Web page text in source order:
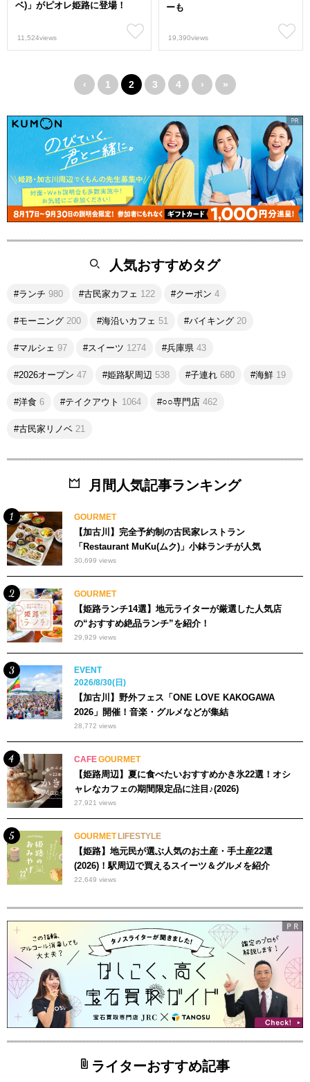
ベ)」がピオレ姫路に登場！
11,524views
ーも
19,390views
‹ 1 2 3 4 › »
人気おすすめタグ
#ランチ980 #古民家カフェ 122 #クーポン4
#モーニング200 #海沿いカフェ 51 #バイキング20
#マルシェ97 #スイーツ 1274 #兵庫県43
#2026オープン47 #姫路駅周辺 538 #子連れ680 #海鮮 19
#洋食6 #テイクアウト 1064 #○○専門店462
#古民家リノベ21
月間人気記事ランキング
GOURMET
【加古川】完全予約制の古民家レストラン
「Restaurant MuKu(ムク)」小鉢ランチが人気
30,699 views
GOURMET
【姫路ランチ14選】地元ライターが厳選した人気店
の“おすすめ絶品ランチ”を紹介！
29,929 views
EVENT
2026/8/30(日)
【加古川】野外フェス「ONE LOVE KAKOGAWA
2026」開催！音楽・グルメなどが集結
28,772 views
CAFEGOURMET
【姫路周辺】夏に食べたいおすすめかき氷22選！オシ
ャレなカフェの期間限定品に注目♪(2026)
27,921 views
GOURMET LIFESTYLE
【姫路】地元民が選ぶ人気のお土産・手土産22選
(2026)！駅周辺で買えるスイーツ＆グルメを紹介
22,649 views
ライターおすすめ記事